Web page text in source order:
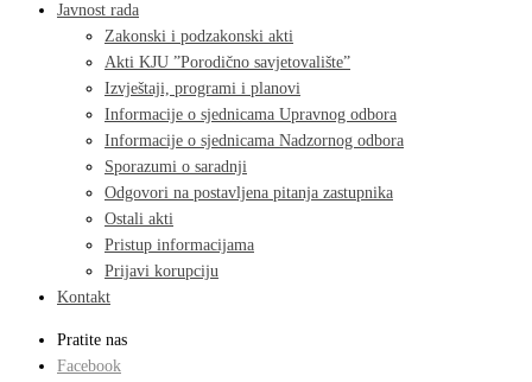
Javnost rada
Zakonski i podzakonski akti
Akti KJU ”Porodično savjetovalište”
Izvještaji, programi i planovi
Informacije o sjednicama Upravnog odbora
Informacije o sjednicama Nadzornog odbora
Sporazumi o saradnji
Odgovori na postavljena pitanja zastupnika
Ostali akti
Pristup informacijama
Prijavi korupciju
Kontakt
Pratite nas
Facebook